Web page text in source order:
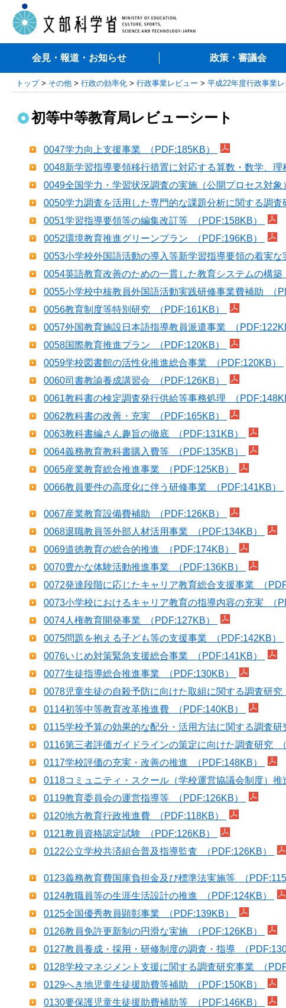
会見・報道・お知らせ 政策・審議会
トップ> その他 > 行政の効率化 > 行政事業レビュー > 平成22年度行政事業
初等中等教育局レビューシート
0047学力向上支援事業 （PDF:185KB）
0048新学習指導要領移行措置に対応する算数・数学、
0049全国学力・学習状況調査の実施（公開プロセス対
0050学力調査を活用した専門的な課題分析に関する調
0051学習指導要領等の編集改訂等 （PDF:158KB）
0052環境教育推進グリーンプラン （PDF:196KB）
0053小学校外国語活動の導入等新学習指導要領の着実
0054英語教育改善のための一貫した教育システムの構築
0055小学校中核教員外国語活動実践研修事業費補助 （
0056教育制度等特別研究 （PDF:161KB）
0057外国教育施設日本語指導教員派遣事業 （
0058国際教育推進プラン （PDF:120KB）
0059学校図書館の活性化推進総合事業 （PDF:120KB）
0060司書教諭養成講習会 （PDF:126KB）
0061教科書の検定調査発行供給等事務処理 （
0062教科書の改善・充実 （PDF:165KB）
0063教科書編さん趣旨の徹底 （PDF:131KB）
0064義務教育教科書購入費等 （PDF:135KB）
0065産業教育総合推進事業 （PDF:125KB）
0066教員要件の高度化に伴う研修事業 （PDF:141KB）
0067産業教育設備費補助 （PDF:126KB）
0068退職教員等外部人材活用事業 （PDF:134KB）
0069道徳教育の総合的推進 （PDF:174KB）
0070豊かな体験活動推進事業 （PDF:136KB）
0072発達段階に応じたキャリア教育総合支援事業 （
0073小学校におけるキャリア教育の指導内容の充実 （
0074人権教育開発事業 （PDF:127KB）
0075問題を抱える子ども等の支援事業 （PDF:142KB）
0076いじめ対策緊急支援総合事業 （PDF:141KB）
0077生徒指導総合推進事業 （PDF:130KB）
0078児童生徒の自殺予防に向けた取組に関する調査研究
0114初等中等教育改革推進費 （PDF:140KB）
0115学校予算の効果的な配分・活用方法に関する調査
0116第三者評価ガイドラインの策定に向けた調査研究
0117学校評価の充実・改善の推進 （PDF:148KB）
0118コミュニティ・スクール（学校運営協議会制度）
0119教育委員会の運営指導等 （PDF:126KB）
0120地方教育行政推進費 （PDF:118KB）
0121教員資格認定試験 （PDF:126KB）
0122公立学校共済組合普及指導監査 （PDF:126KB）
0123義務教育費国庫負担金及び標準法実施等 （
0124教職員等の生涯生活設計の推進 （PDF:124KB）
0125全国優秀教員顕彰事業 （PDF:139KB）
0126教員免許更新制の円滑な実施 （PDF:126KB）
0127教員養成・採用・研修制度の調査・指導 （
0128学校マネジメント支援に関する調査研究事業 （
0129へき地児童生徒援助費等補助 （PDF:150KB）
0130要保護児童生徒援助費補助等 （PDF:146KB）